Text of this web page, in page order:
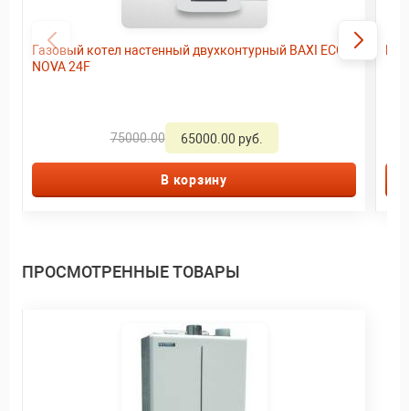
Газовый котел настенный двухконтурный BAXI ECO
NOVA 24F
75000.00 65000.00 руб.
В корзину
ПРОСМОТРЕННЫЕ ТОВАРЫ